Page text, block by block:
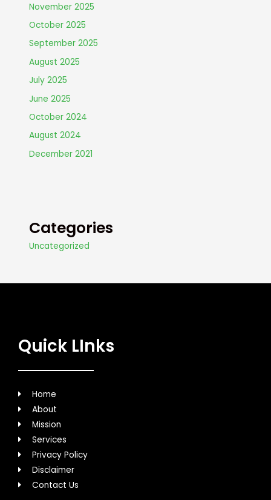
November 2025
October 2025
September 2025
August 2025
July 2025
June 2025
October 2024
August 2024
December 2021
Categories
Uncategorized
Quick LInks
Home
About
Mission
Services
Privacy Policy
Disclaimer
Contact Us